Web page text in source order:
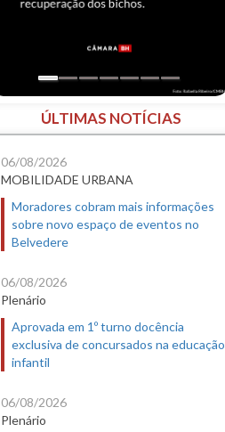
ÚLTIMAS NOTÍCIAS
06/08/2026
MOBILIDADE URBANA
Moradores cobram mais informações
sobre novo espaço de eventos no
Belvedere
06/08/2026
Plenário
Aprovada em 1º turno docência
exclusiva de concursados na educação
infantil
06/08/2026
Plenário